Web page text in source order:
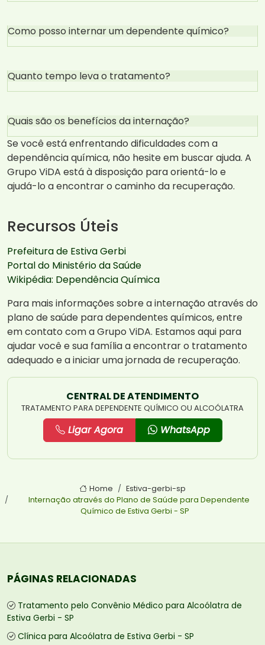
Como posso internar um dependente químico?
Quanto tempo leva o tratamento?
Quais são os benefícios da internação?
Se você está enfrentando dificuldades com a
dependência química, não hesite em buscar ajuda. A
Grupo ViDA está à disposição para orientá-lo e
ajudá-lo a encontrar o caminho da recuperação.
Recursos Úteis
Prefeitura de Estiva Gerbi
Portal do Ministério da Saúde
Wikipédia: Dependência Química
Para mais informações sobre a internação através do
plano de saúde para dependentes químicos, entre
em contato com a Grupo ViDA. Estamos aqui para
ajudar você e sua família a encontrar o tratamento
adequado e a iniciar uma jornada de recuperação.
CENTRAL DE ATENDIMENTO
TRATAMENTO PARA DEPENDENTE QUÍMICO OU ALCOÓLATRA
Ligar Agora WhatsApp
Home
Estiva-gerbi-sp
Internação através do Plano de Saúde para Dependente
Químico de Estiva Gerbi - SP
PÁGINAS RELACIONADAS
Tratamento pelo Convênio Médico para Alcoólatra de
Estiva Gerbi - SP
Clínica para Alcoólatra de Estiva Gerbi - SP